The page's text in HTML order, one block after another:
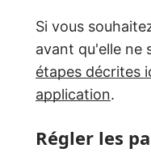
Si vous
avant qu'elle ne
étapes décrites
application.
Régler les